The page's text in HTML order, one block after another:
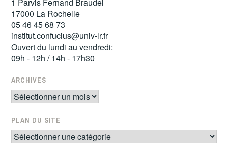
17000 La Rochelle
05 46 45 68 73
institut.confucius@univ-lr.fr
Ouvert du lundi au vendredi:
09h - 12h / 14h - 17h30
ARCHIVES
PLAN DU SITE